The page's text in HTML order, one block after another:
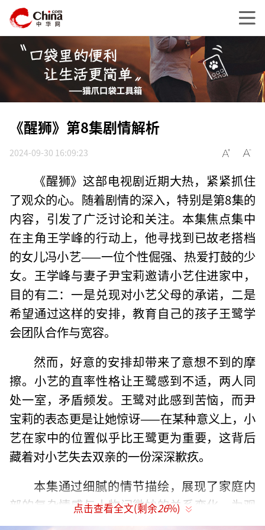
《醒狮》第8集剧情解析
2024-09-30 16:09:23
《醒狮》这部电视剧近期大热，紧紧抓住
了观众的心。随着剧情的深入，特别是第8集的
内容，引发了广泛讨论和关注。本集焦点集中
在主角王学峰的行动上，他寻找到已故老搭档
的女儿冯小艺——一位个性倔强、热爱打鼓的少
女。王学峰与妻子尹宝莉邀请小艺住进家中，
目的有二：一是兑现对小艺父母的承诺，二是
希望通过这样的安排，教育自己的孩子王鹭学
会团队合作与宽容。
然而，好意的安排却带来了意想不到的摩
擦。小艺的直率性格让王鹭感到不适，两人同
处一室，矛盾频发。王鹭对此感到苦恼，而尹
宝莉的表态更是让她惊讶——在某种意义上，小
艺在家中的位置似乎比王鹭更为重要，这背后
藏着对小艺失去双亲的一份深深歉疚。
本集通过细腻的情节描绘，展现了家庭内
部的复杂情感与人物间微妙的关系变化，为观
众提供了丰富的解读空间。对于喜爱深度挖掘
点击查看全文(剩余26%)